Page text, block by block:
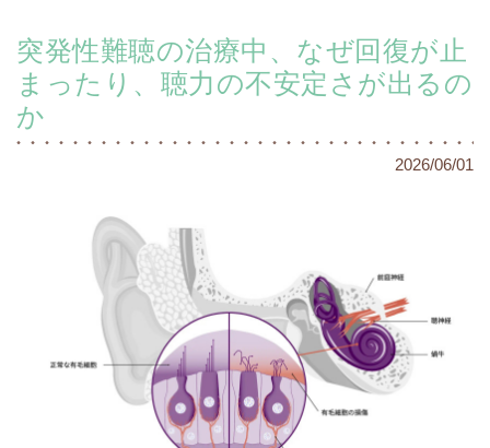
突発性難聴の治療中、なぜ回復が止
まったり、聴力の不安定さが出るの
か
2026/06/01